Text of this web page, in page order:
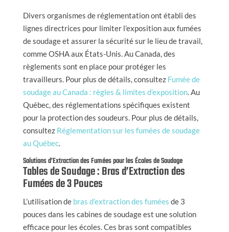
Divers organismes de réglementation ont établi des
lignes directrices pour limiter l’exposition aux fumées
de soudage et assurer la sécurité sur le lieu de travail,
comme OSHA aux États-Unis. Au Canada, des
règlements sont en place pour protéger les
travailleurs. Pour plus de détails, consultez Fumée de
soudage au Canada : règles & limites d’exposition. Au
Québec, des réglementations spécifiques existent
pour la protection des soudeurs. Pour plus de détails,
consultez Réglementation sur les fumées de soudage
au Québec.
Solutions d’Extraction des Fumées pour les Écoles de Soudage
Tables de Soudage : Bras d’Extraction des
Fumées de 3 Pouces
L’utilisation de bras d’extraction des fumées de 3
pouces dans les cabines de soudage est une solution
efficace pour les écoles. Ces bras sont compatibles